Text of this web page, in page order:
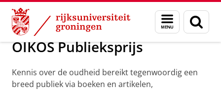
Skip
Content
Skip
Navigation
Menu
en
zoeken
Onderzoek Awards and grants
OIKOS Publieksprijs
Kennis over de oudheid bereikt tegenwoordig een
breed publiek via boeken en artikelen,